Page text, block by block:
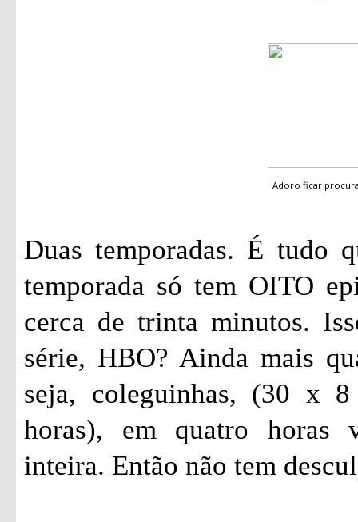
Adoro ficar
Duas temporadas. É tudo
temporada só tem OITO
cerca de trinta minutos.
série, HBO? Ainda mais
seja, coleguinhas, (30 x
horas), em quatro horas
inteira. Então não tem